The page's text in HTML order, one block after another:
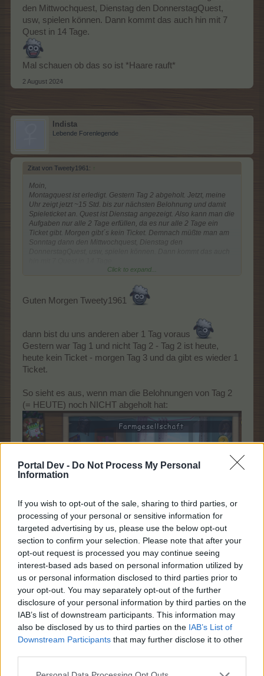
Portal Dev - Do Not Process My Personal
Information
If you wish to opt-out of the sale, sharing to third parties, or
processing of your personal or sensitive information for
targeted advertising by us, please use the below opt-out
section to confirm your selection. Please note that after your
opt-out request is processed you may continue seeing
interest-based ads based on personal information utilized by
us or personal information disclosed to third parties prior to
your opt-out. You may separately opt-out of the further
disclosure of your personal information by third parties on the
IAB’s list of downstream participants. This information may
also be disclosed by us to third parties on the IAB’s List of
Downstream Participants that may further disclose it to other
den Mittwochquest, Dienstag den DonnerstagQuest,
usw, spielen können. Dann kommt das auch hin mit 7
Quest in 14 Tage.
Mal schauen ob das so ist *Haare rauft*
2 August 2024
Indista
Lebende Forenlegende
Zitat von Tweety1961: ↑
Moin,
Montagquest ist erledigt. Gestern Tag 2 abgeholt. Jetzt, meine
Uhr zeigt jetzt ~15 Std. bis zur nächsten Belohnung und damit
Spieleticket an. Quest ist Dienstag angezeigt. Also kann man die
Aufgaben nur alle 2 Tage erfüllen, da es nur alle 2 Tage ein
Ticket gibt. Morgen gibt´s kein Ticket. Demnach müßte man am
Sonntag dann den Mittwochquest, Dienstag den
Mal schauen ob das so ist *Haare rauft*
Click to expand...
Guten Morgen Tweety1961
dann bist du uns anderen aber 1 Tag voraus
Gestern war Tag 1 und nicht Tag 2 - Tag 2 ist heute,
heute kein Ticket - morgen Tag 3 und da gibt es wieder 1
Ticket.
So sieht es aus, wenn man die Belohnungen von Tag 2
(= HEUTE) noch NICHT abgeholt hat:
Es steht bei Tag 2 und der Button Abholen ist grün
Nach Abholung springt es um und an 1. Position steht
nicht mehr Tag 2 - sondern Tag 3